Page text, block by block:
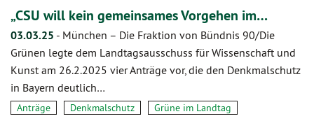
„CSU will kein gemeinsames Vorgehen im…
03.03.25 - München – Die Fraktion von Bündnis 90/Die
Grünen legte dem Landtagsausschuss für Wissenschaft und
Kunst am 26.2.2025 vier Anträge vor, die den Denkmalschutz
in Bayern deutlich…
Anträge Denkmalschutz Grüne im Landtag